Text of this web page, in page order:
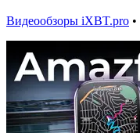
Видеообзоры iXBT.pro •